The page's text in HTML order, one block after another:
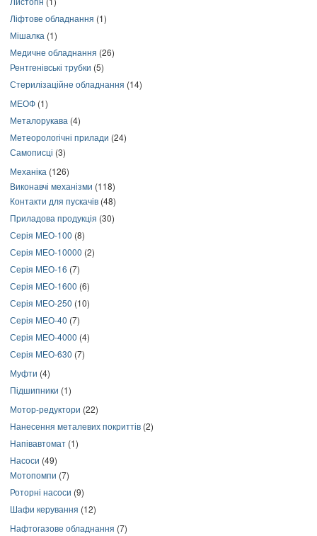
Ліфтове обладнання (1)
Мішалка (1)
Медичне обладнання (26)
Рентгенівські трубки (5)
Стерилізаційне обладнання (14)
МЕОФ (1)
Металорукава (4)
Метеорологічні прилади (24)
Самописці (3)
Механіка (126)
Виконавчі механізми (118)
Контакти для пускачів (48)
Приладова продукція (30)
Серія МЕО-100 (8)
Серія МЕО-10000 (2)
Серія МЕО-16 (7)
Серія МЕО-1600 (6)
Серія МЕО-250 (10)
Серія МЕО-40 (7)
Серія МЕО-4000 (4)
Серія МЕО-630 (7)
Муфти (4)
Підшипники (1)
Мотор-редуктори (22)
Нанесення металевих покриттів (2)
Напівавтомат (1)
Насоси (49)
Мотопомпи (7)
Роторні насоси (9)
Шафи керування (12)
Нафтогазове обладнання (7)